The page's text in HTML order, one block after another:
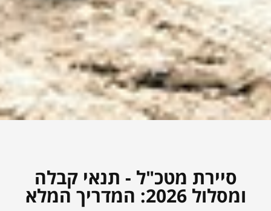
סיירת מטכ"ל - תנאי קבלה
ומסלול 2026: המדריך המלא